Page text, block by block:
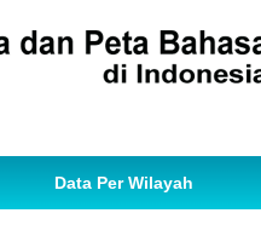
Data Per Wilayah